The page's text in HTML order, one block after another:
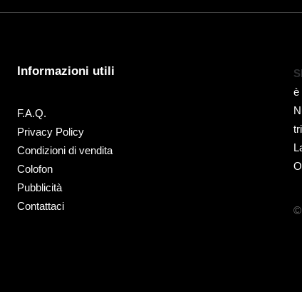
Informazioni utili
F.A.Q.
Privacy Policy
Condizioni di vendita
Colofon
Pubblicità
Contattaci
è
©